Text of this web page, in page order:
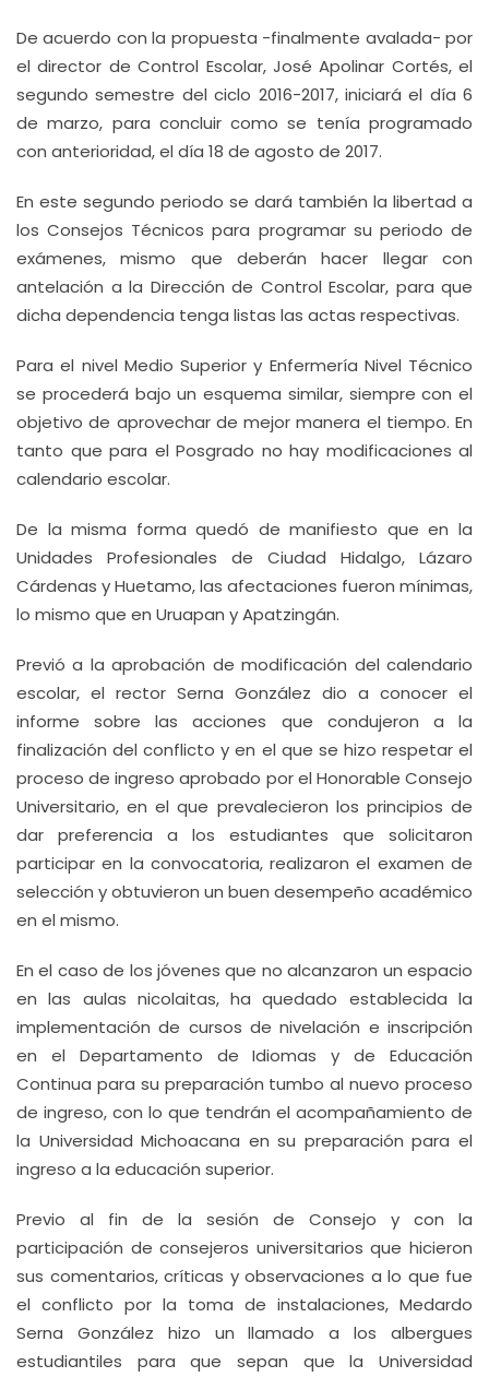
De acuerdo con la propuesta -finalmente avalada- por
el director de Control Escolar, José Apolinar Cortés, el
segundo semestre del ciclo 2016-2017, iniciará el día 6
de marzo, para concluir como se tenía programado
con anterioridad, el día 18 de agosto de 2017.
En este segundo periodo se dará también la libertad a
los Consejos Técnicos para programar su periodo de
exámenes, mismo que deberán hacer llegar con
antelación a la Dirección de Control Escolar, para que
dicha dependencia tenga listas las actas respectivas.
Para el nivel Medio Superior y Enfermería Nivel Técnico
se procederá bajo un esquema similar, siempre con el
objetivo de aprovechar de mejor manera el tiempo. En
tanto que para el Posgrado no hay modificaciones al
calendario escolar.
De la misma forma quedó de manifiesto que en la
Unidades Profesionales de Ciudad Hidalgo, Lázaro
Cárdenas y Huetamo, las afectaciones fueron mínimas,
lo mismo que en Uruapan y Apatzingán.
Previó a la aprobación de modificación del calendario
escolar, el rector Serna González dio a conocer el
informe sobre las acciones que condujeron a la
finalización del conflicto y en el que se hizo respetar el
proceso de ingreso aprobado por el Honorable Consejo
Universitario, en el que prevalecieron los principios de
dar preferencia a los estudiantes que solicitaron
participar en la convocatoria, realizaron el examen de
selección y obtuvieron un buen desempeño académico
en el mismo.
En el caso de los jóvenes que no alcanzaron un espacio
en las aulas nicolaitas, ha quedado establecida la
implementación de cursos de nivelación e inscripción
en el Departamento de Idiomas y de Educación
Continua para su preparación tumbo al nuevo proceso
de ingreso, con lo que tendrán el acompañamiento de
la Universidad Michoacana en su preparación para el
ingreso a la educación superior.
Previo al fin de la sesión de Consejo y con la
participación de consejeros universitarios que hicieron
sus comentarios, críticas y observaciones a lo que fue
el conflicto por la toma de instalaciones, Medardo
Serna González hizo un llamado a los albergues
estudiantiles para que sepan que la Universidad